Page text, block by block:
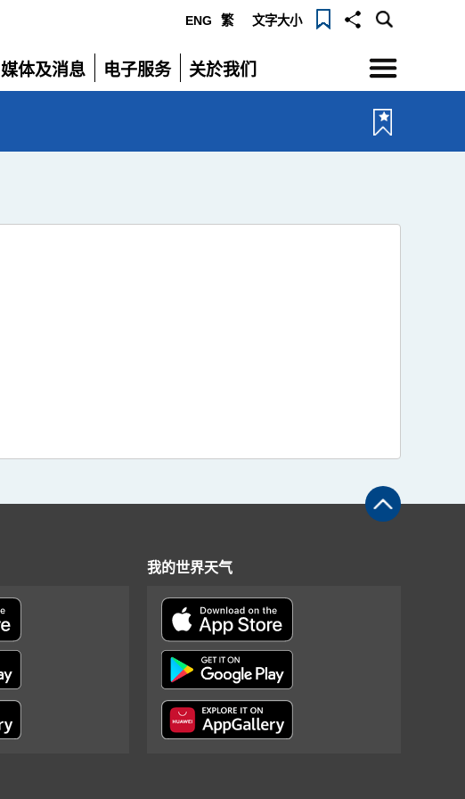
ENG 繁 文字大小
媒体及消息
展
电子服务
展
关於我们
展
选
单
我的世界天气